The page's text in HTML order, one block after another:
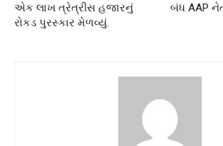
એક લાખ ત્રેત્રીસ હજારનું
રોકડ પુરસ્કાર મેળવ્યું.
બંધ AAP